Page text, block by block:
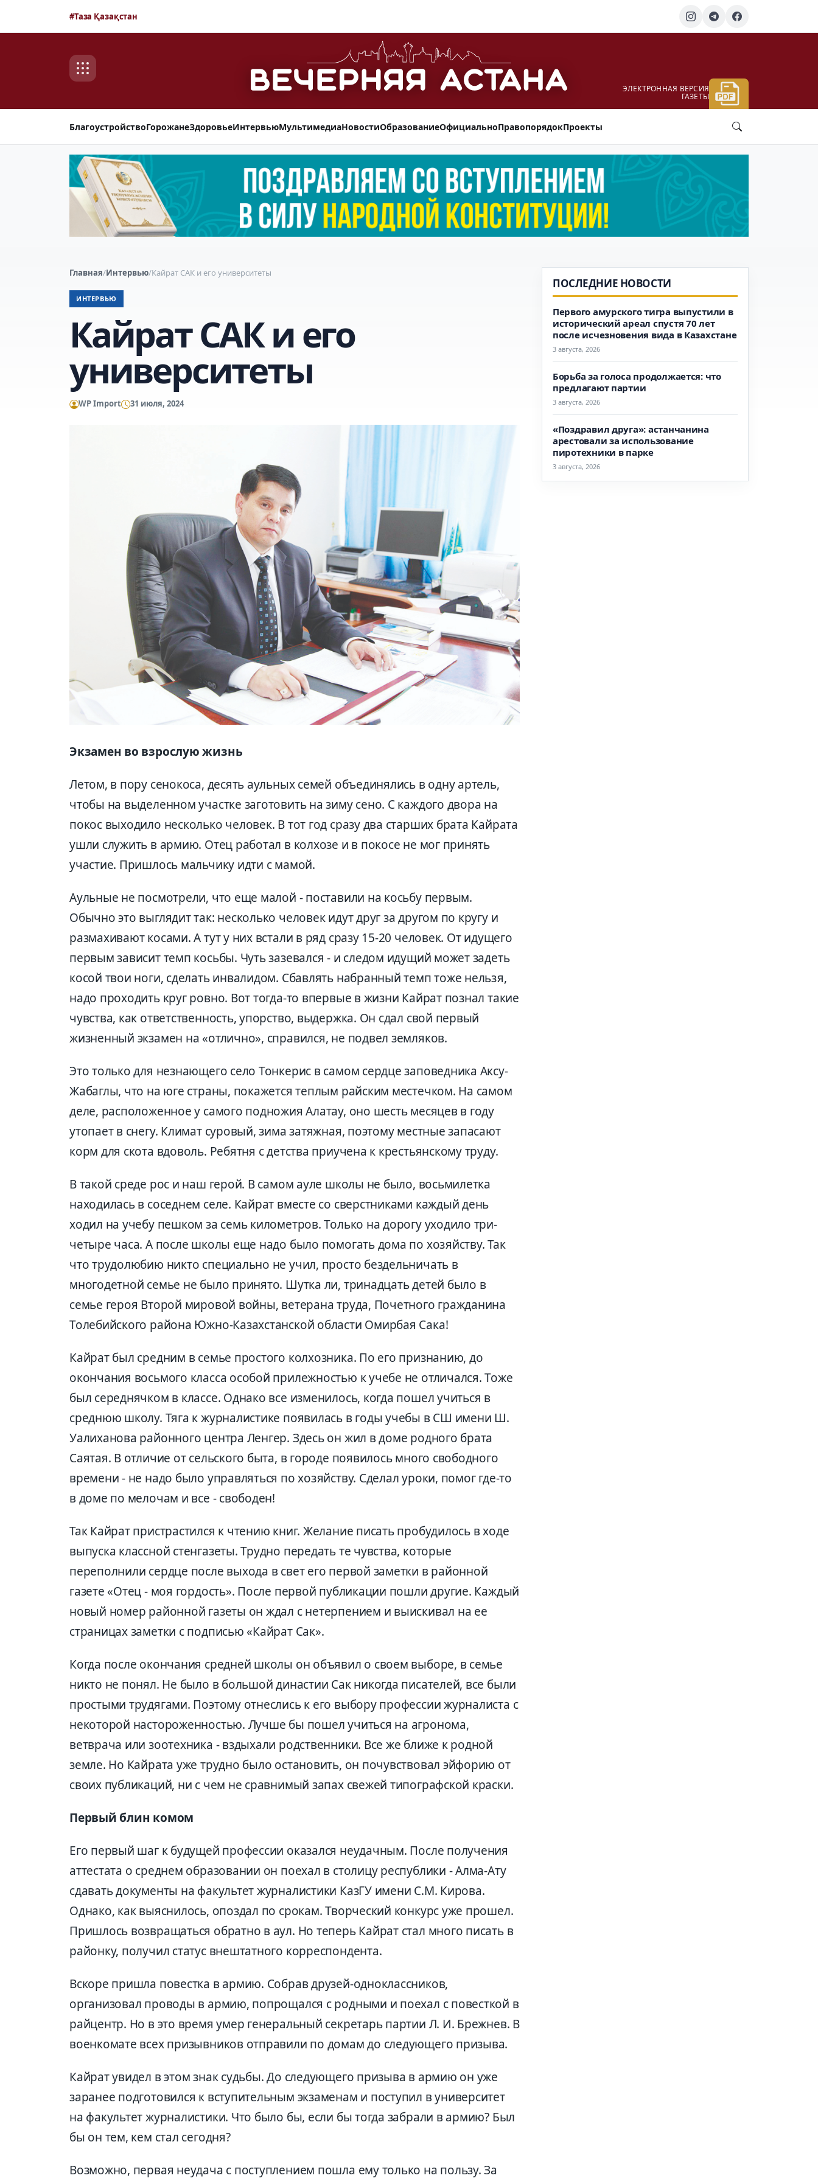
#Таза Қазақстан
ЭЛЕКТРОННАЯ ВЕРСИЯ
ГАЗЕТЫ
БлагоустройствоГорожанеЗдоровьеИнтервьюМультимедиаНовостиОбразованиеОфициальноПравопорядокПроекты
Главная/Интервью/Кайрат САК и его университеты
ИНТЕРВЬЮ
Кайрат САК и его
университеты
WP Import 31 июля, 2024
Экзамен во взрослую жизнь
Летом, в пору сенокоса, десять аульных семей объединялись в одну артель,
чтобы на выделенном участке заготовить на зиму сено. С каждого двора на
покос выходило несколько человек. В тот год сразу два старших брата Кайрата
ушли служить в армию. Отец работал в колхозе и в покосе не мог принять
участие. Пришлось мальчику идти с мамой.
Аульные не посмотрели, что еще малой - поставили на косьбу первым.
Обычно это выглядит так: несколько человек идут друг за другом по кругу и
размахивают косами. А тут у них встали в ряд сразу 15-20 человек. От идущего
первым зависит темп косьбы. Чуть зазевался - и следом идущий может задеть
косой твои ноги, сделать инвалидом. Сбавлять набранный темп тоже нельзя,
надо проходить круг ровно. Вот тогда-то впервые в жизни Кайрат познал такие
чувства, как ответственность, упорство, выдержка. Он сдал свой первый
жизненный экзамен на «отлично», справился, не подвел земляков.
Это только для незнающего село Тонкерис в самом сердце заповедника Аксу-
Жабаглы, что на юге страны, покажется теплым райским местечком. На самом
деле, расположенное у самого подножия Алатау, оно шесть месяцев в году
утопает в снегу. Климат суровый, зима затяжная, поэтому местные запасают
корм для скота вдоволь. Ребятня с детства приучена к крестьянскому труду.
В такой среде рос и наш герой. В самом ауле школы не было, восьмилетка
находилась в соседнем селе. Кайрат вместе со сверстниками каждый день
ходил на учебу пешком за семь километров. Только на дорогу уходило три-
четыре часа. А после школы еще надо было помогать дома по хозяйству. Так
что трудолюбию никто специально не учил, просто бездельничать в
многодетной семье не было принято. Шутка ли, тринадцать детей было в
семье героя Второй мировой войны, ветерана труда, Почетного гражданина
Толебийского района Южно-Казахстанской области Омирбая Сака!
Кайрат был средним в семье простого колхозника. По его признанию, до
окончания восьмого класса особой прилежностью к учебе не отличался. Тоже
был середнячком в классе. Однако все изменилось, когда пошел учиться в
среднюю школу. Тяга к журналистике появилась в годы учебы в СШ имени Ш.
Уалиханова районного центра Ленгер. Здесь он жил в доме родного брата
Саятая. В отличие от сельского быта, в городе появилось много свободного
времени - не надо было управляться по хозяйству. Сделал уроки, помог где-то
в доме по мелочам и все - свободен!
Так Кайрат пристрастился к чтению книг. Желание писать пробудилось в ходе
выпуска классной стенгазеты. Трудно передать те чувства, которые
переполнили сердце после выхода в свет его первой заметки в районной
газете «Отец - моя гордость». После первой публикации пошли другие. Каждый
новый номер районной газеты он ждал с нетерпением и выискивал на ее
страницах заметки с подписью «Кайрат Сак».
Когда после окончания средней школы он объявил о своем выборе, в семье
никто не понял. Не было в большой династии Сак никогда писателей, все были
простыми трудягами. Поэтому отнеслись к его выбору профессии журналиста с
некоторой настороженностью. Лучше бы пошел учиться на агронома,
ветврача или зоотехника - вздыхали родственники. Все же ближе к родной
земле. Но Кайрата уже трудно было остановить, он почувствовал эйфорию от
своих публикаций, ни с чем не сравнимый запах свежей типографской краски.
Первый блин комом
Его первый шаг к будущей профессии оказался неудачным. После получения
аттестата о среднем образовании он поехал в столицу республики - Алма-Ату
сдавать документы на факультет журналистики КазГУ имени С.М. Кирова.
Однако, как выяснилось, опоздал по срокам. Творческий конкурс уже прошел.
Пришлось возвращаться обратно в аул. Но теперь Кайрат стал много писать в
районку, получил статус внештатного корреспондента.
Вскоре пришла повестка в армию. Собрав друзей-одноклассников,
организовал проводы в армию, попрощался с родными и поехал с повесткой в
райцентр. Но в это время умер генеральный секретарь партии Л. И. Брежнев. В
военкомате всех призывников отправили по домам до следующего призыва.
Кайрат увидел в этом знак судьбы. До следующего призыва в армию он уже
заранее подготовился к вступительным экзаменам и поступил в университет
на факультет журналистики. Что было бы, если бы тогда забрали в армию? Был
бы он тем, кем стал сегодня?
Возможно, первая неудача с поступлением пошла ему только на пользу. За
ПОСЛЕДНИЕ НОВОСТИ
Первого амурского тигра выпустили в
исторический ареал спустя 70 лет
после исчезновения вида в Казахстане
3 августа, 2026
Борьба за голоса продолжается: что
предлагают партии
3 августа, 2026
«Поздравил друга»: астанчанина
арестовали за использование
пиротехники в парке
3 августа, 2026